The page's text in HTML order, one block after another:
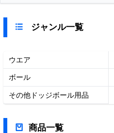
ジャンル一覧
ウエア
ボール
その他ドッジボール用品
商品一覧